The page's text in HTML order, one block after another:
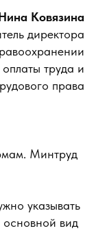
Ковязина
директора
труда и
права
Минтруд
указывать
вид